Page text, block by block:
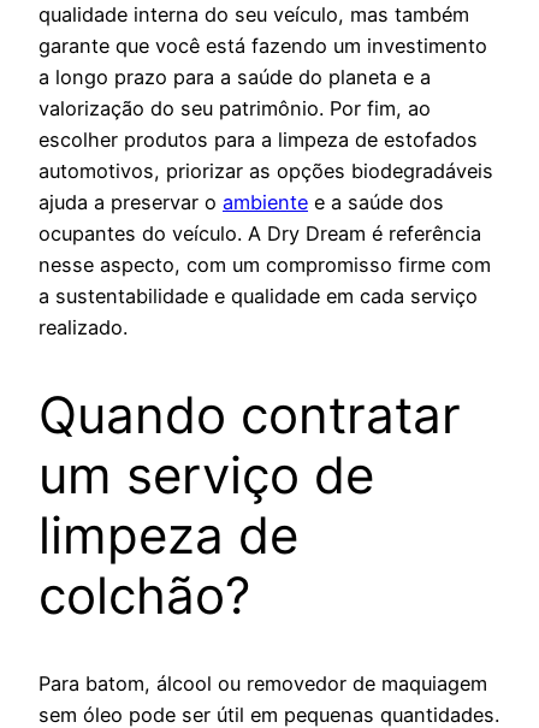
qualidade interna do seu veículo, mas também
garante que você está fazendo um investimento
a longo prazo para a saúde do planeta e a
valorização do seu patrimônio. Por fim, ao
escolher produtos para a limpeza de estofados
automotivos, priorizar as opções biodegradáveis
ajuda a preservar o ambiente e a saúde dos
ocupantes do veículo. A Dry Dream é referência
nesse aspecto, com um compromisso firme com
a sustentabilidade e qualidade em cada serviço
realizado.
Quando contratar
um serviço de
limpeza de
colchão?
Para batom, álcool ou removedor de maquiagem
sem óleo pode ser útil em pequenas quantidades.